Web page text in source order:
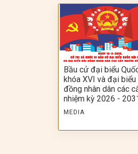
Bầu cử đại biểu
khóa XVI và đại
đồng nhân dân các
nhiệm kỳ 2026 -
MEDIA